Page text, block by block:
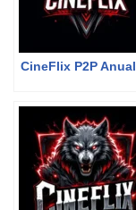
CineFlix P2P Anual